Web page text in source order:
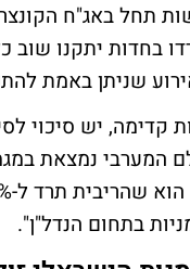
תחל באג"ח
בחדות יתקנו שוב
שניתן באמת
המערבי נמצאת
בתחום הנדל"ן".